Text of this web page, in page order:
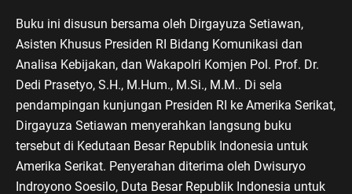
Buku ini disusun bersama oleh Dirgayuza Setiawan,
Asisten Khusus Presiden RI Bidang Komunikasi dan
Analisa Kebijakan, dan Wakapolri Komjen Pol. Prof. Dr.
Dedi Prasetyo, S.H., M.Hum., M.Si., M.M.. Di sela
pendampingan kunjungan Presiden RI ke Amerika Serikat,
Dirgayuza Setiawan menyerahkan langsung buku
tersebut di Kedutaan Besar Republik Indonesia untuk
Amerika Serikat. Penyerahan diterima oleh Dwisuryo
Indroyono Soesilo, Duta Besar Republik Indonesia untuk